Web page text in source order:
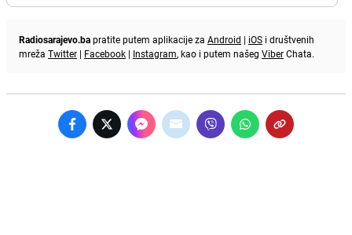
Radiosarajevo.bapratite putem aplikacije za Android | iOS i društvenih
mreža Twitter | Facebook | Instagram, kao i putem našeg ViberChata.